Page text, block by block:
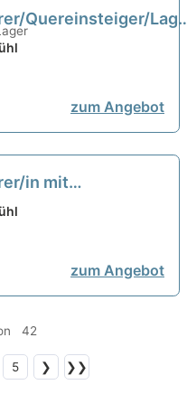
Quereinsteiger/
Vollzeit
zum Angebot
in mit
zum Angebot
42
5 ❯ ❯❯